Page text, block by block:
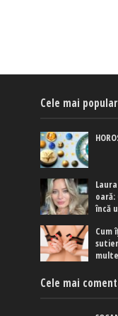
Cele mai
oară:
încă
Cum
Cele mai